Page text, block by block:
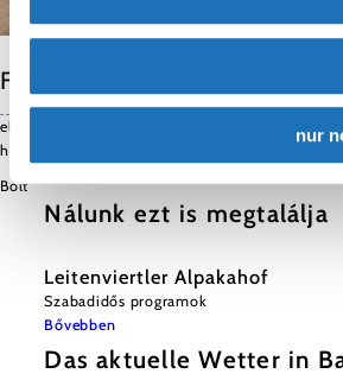
Datenschutzerklärung.
nur
Felszereltség
elérhetőek a régió
helyi termékei
Bolt
Nálunk ezt is megtalálja
Leitenviertler Alpakahof
Szabadidős programok
Bővebben
Das aktuelle Wetter in